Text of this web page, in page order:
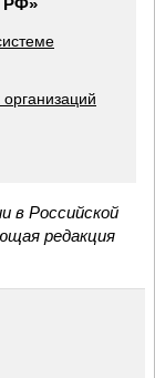
РФ»
в Российской
редакция